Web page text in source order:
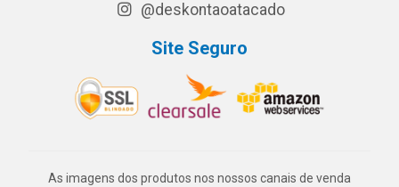
@deskontaoatacado
Site Seguro
As imagens dos produtos nos nossos canais de venda